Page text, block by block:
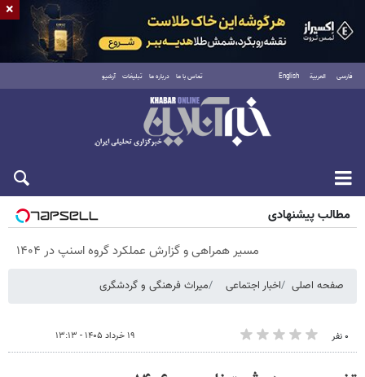
فارسی العربية English تماس با ما درباره ما تبلیغات آرشیو
شنبه ۱۷ مرداد ۱۴۰۵
مطالب پیشنهادی
مسیر همراهی و گزارش عملکرد گروه اسنپ در ۱۴۰۴
صفحه اصلی اخبار اجتماعی میراث فرهنگی و گردشگری
۰ نفر ۱۹ خرداد ۱۴۰۵ - ۱۳:۱۳
×